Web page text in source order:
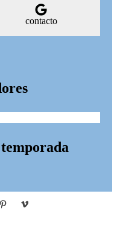
contacto